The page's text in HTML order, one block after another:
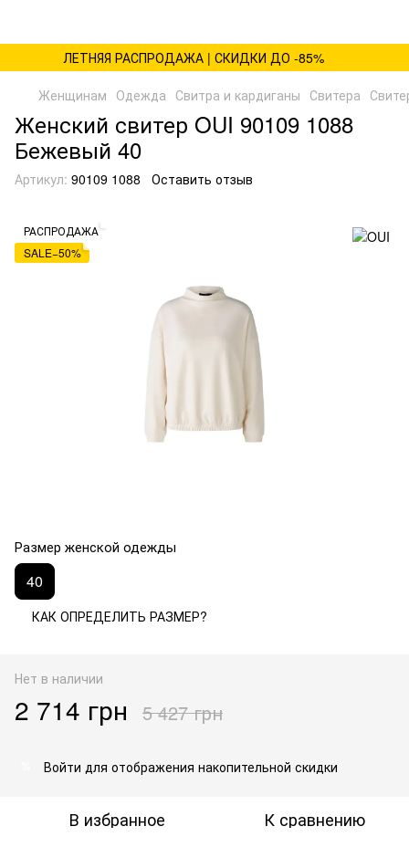
ЛЕТНЯЯ РАСПРОДАЖА | СКИДКИ ДО -85%
Женщинам Одежда Свитра и кардиганы Свитера
Женский свитер OUI 90109 1088
Бежевый 40
Артикул: 90109 1088 Оставить отзыв
РАСПРОДАЖА
SALE−50%
Размер женской одежды
40
КАК ОПРЕДЕЛИТЬ РАЗМЕР?
Нет в наличии
2 714 грн 5 427 грн
Войти для отображения накопительной скидки
В избранное К сравнению